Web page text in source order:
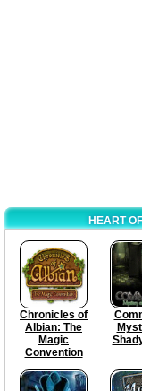
HEART
Chronicles of
Albian: The
Magic
Convention